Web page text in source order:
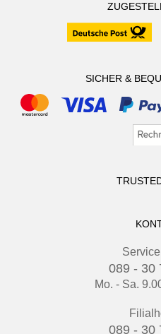
SICHER &
089 - 30
Mo. - Sa.
089 - 30